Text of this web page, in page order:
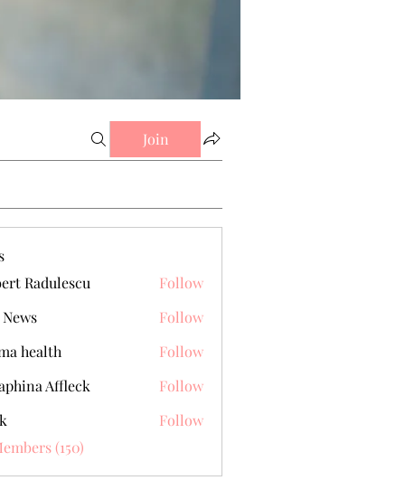
Join
Radulescu
Follow
Follow
health
Follow
Affleck
Follow
Follow
(150)